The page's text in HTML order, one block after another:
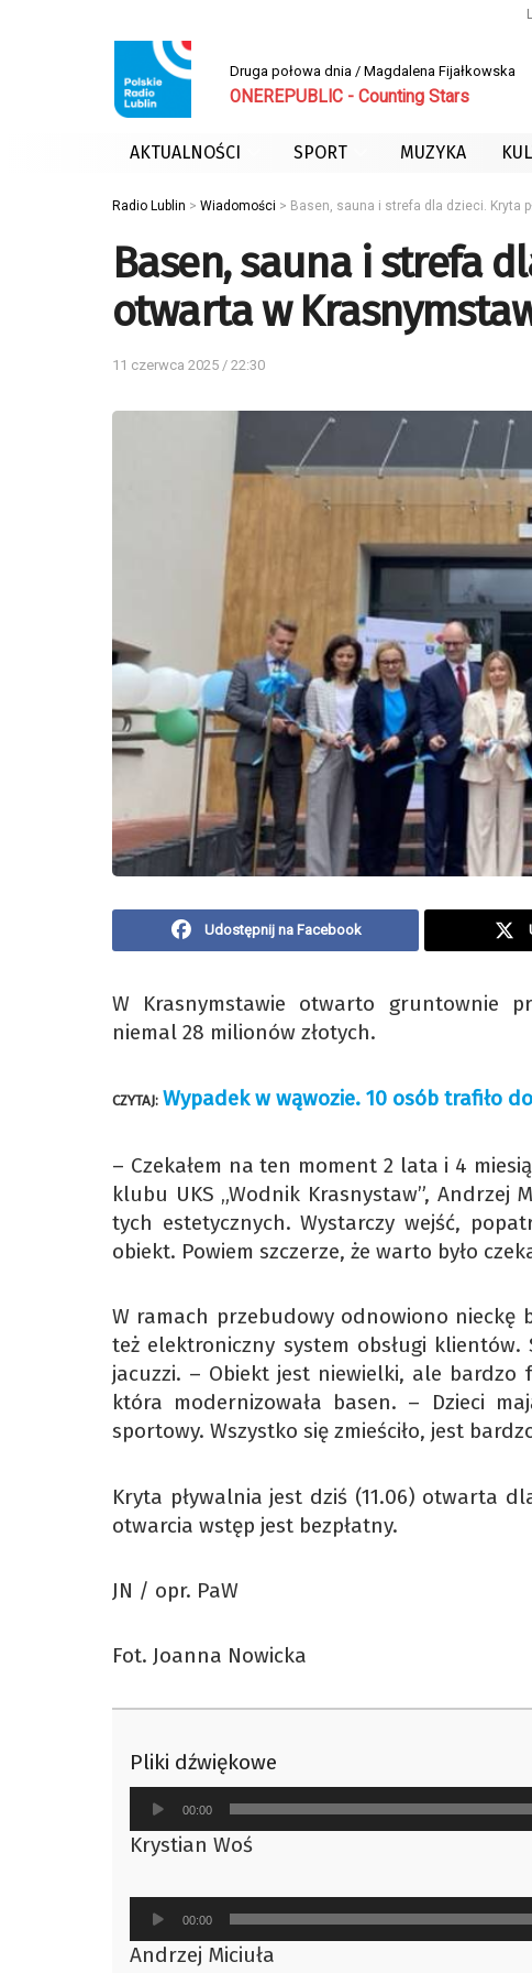
Druga połowa dnia / Magdalena Fijałkowska
ONEREPUBLIC - Counting Stars
AKTUALNOŚCI SPORT MUZYKA
Radio Lublin > Wiadomości > Basen, sauna i strefa dla dzieci. Kryta
Basen, sauna i strefa
otwarta w
11 czerwca 2025 / 22:30
Udostępnij na Facebook
W Krasnymstawie otwarto gruntownie
niemal 28 milionów złotych.
CZYTAJ: Wypadek w wąwozie. 10 osób trafiło
– Czekałem na ten moment 2 lata i 4
klubu UKS „Wodnik Krasnystaw”, Andrzej
tych estetycznych. Wystarczy wejść,
obiekt. Powiem szczerze, że warto było
W ramach przebudowy odnowiono nieckę
też elektroniczny system obsługi
jacuzzi. – Obiekt jest niewielki, ale
która modernizowała basen. – Dzieci
sportowy. Wszystko się zmieściło, jest
Kryta pływalnia jest dziś (11.06) otwarta
otwarcia wstęp jest bezpłatny.
JN / opr. PaW
Fot. Joanna Nowicka
Pliki dźwiękowe
Odtwarzacz
plików
dźwiękowych
00:00
Krystian Woś
Odtwarzacz
plików
dźwiękowych
00:00
Andrzej Miciuła